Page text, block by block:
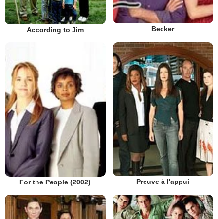
According to Jim Becker
For the People (2002) Preuve à l'appui